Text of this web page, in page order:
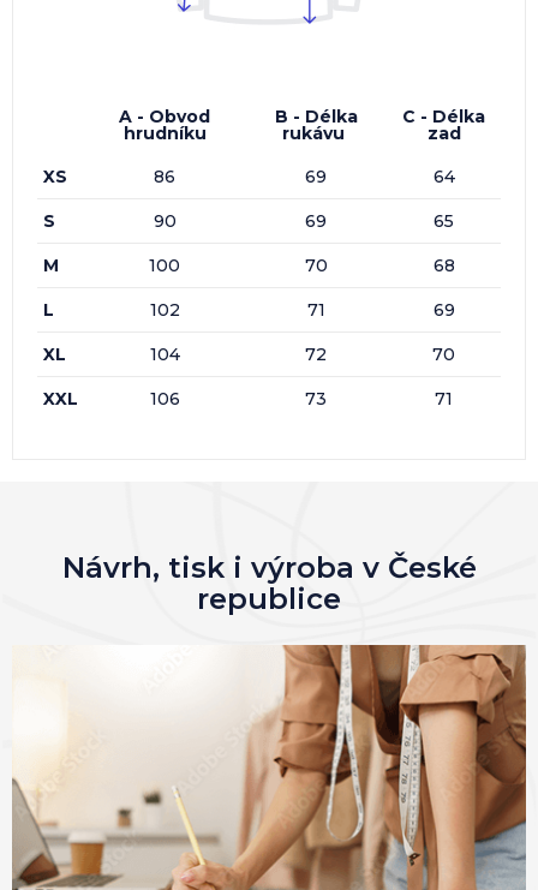
A - Obvod
hrudníku
B - Délka
rukávu
C - Délka
zad
XS
86 69 64
S 90 69 65
M 100 70 68
L 102 71 69
XL 104 72 70
XXL 106 73 71
Návrh, tisk i výroba v České
republice